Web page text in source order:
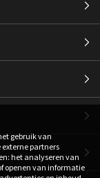
gebruik van
partners
het analyseren van
openen van informatie